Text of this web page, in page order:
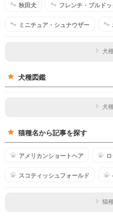
秋田犬 フレンチ・ブルド
ミニチュア・シュナウザー
犬
犬種図鑑
犬
猫種名から記事を探す
アメリカンショートヘア
スコティッシュフォールド
猫